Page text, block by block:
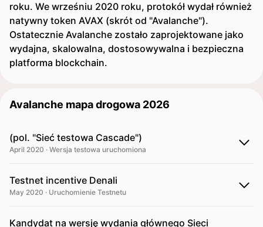
roku. We wrześniu 2020 roku, protokół wydał również
natywny token AVAX (skrót od "Avalanche").
Ostatecznie Avalanche zostało zaprojektowane jako
wydajna, skalowalna, dostosowywalna i bezpieczna
platforma blockchain.
Avalanche mapa drogowa 2026
(pol. "Sieć testowa Cascade")
April 2020 · Wersja testowa uruchomiona
Testnet incentive Denali
May 2020 · Uruchomienie Testnetu
Kandydat na wersję wydania głównego Sieci